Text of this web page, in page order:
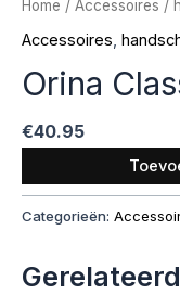
Home / Accessoires /
Accessoires,
Orina
€40.95
Categorieën: